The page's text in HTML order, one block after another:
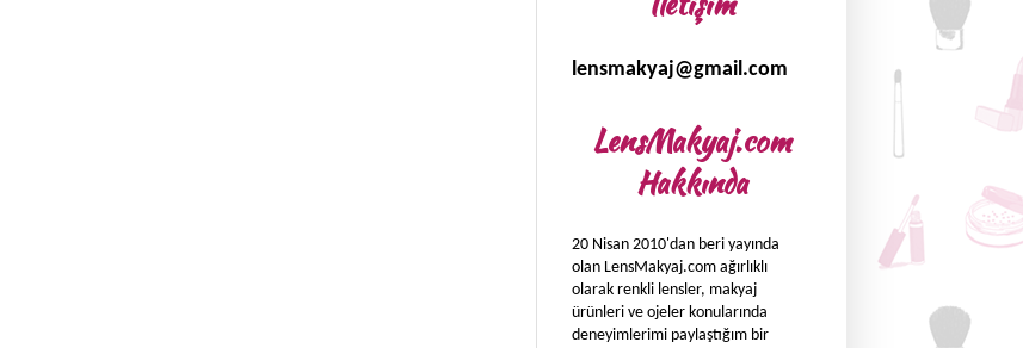
lensmakyaj@gmail.com
LensMakyaj.com
Hakkında
20 Nisan 2010'dan beri yayında
olan LensMakyaj.com ağırlıklı
olarak renkli lensler, makyaj
ürünleri ve ojeler konularında
deneyimlerimi paylaştığım bir